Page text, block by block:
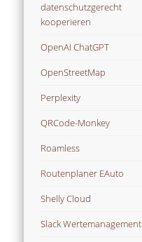
datenschutzgerecht
kooperieren
OpenAI ChatGPT
OpenStreetMap
Perplexity
QRCode-Monkey
Roamless
Routenplaner EAuto
Shelly Cloud
Slack Wertemanagement